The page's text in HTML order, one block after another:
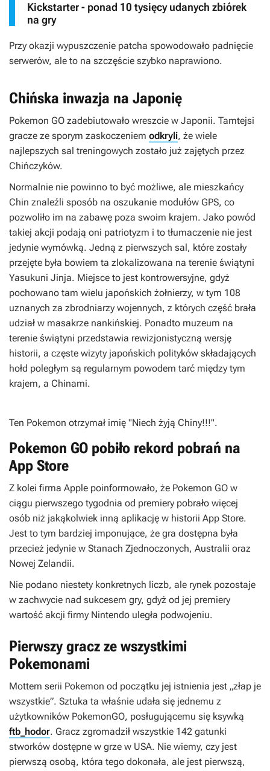
Kickstarter - ponad 10 tysięcy udanych zbiórek
na gry
Przy okazji wypuszczenie patcha spowodowało padnięcie
serwerów, ale to na szczęście szybko naprawiono.
Chińska inwazja na Japonię
Pokemon GO zadebiutowało wreszcie w Japonii. Tamtejsi
gracze ze sporym zaskoczeniem odkryli, że wiele
najlepszych sal treningowych zostało już zajętych przez
Chińczyków.
Normalnie nie powinno to być możliwe, ale mieszkańcy
Chin znaleźli sposób na oszukanie modułów GPS, co
pozwoliło im na zabawę poza swoim krajem. Jako powód
takiej akcji podają oni patriotyzm i to tłumaczenie nie jest
jedynie wymówką. Jedną z pierwszych sal, które zostały
przejęte była bowiem ta zlokalizowana na terenie świątyni
Yasukuni Jinja. Miejsce to jest kontrowersyjne, gdyż
pochowano tam wielu japońskich żołnierzy, w tym 108
uznanych za zbrodniarzy wojennych, z których część brała
udział w masakrze nankińskiej. Ponadto muzeum na
terenie świątyni przedstawia rewizjonistyczną wersję
historii, a częste wizyty japońskich polityków składających
hołd poległym są regularnym powodem tarć między tym
krajem, a Chinami.
Ten Pokemon otrzymał imię "Niech żyją Chiny!!!".
Pokemon GO pobiło rekord pobrań na
App Store
Z kolei firma Apple poinformowało, że Pokemon GO w
ciągu pierwszego tygodnia od premiery pobrało więcej
osób niż jakąkolwiek inną aplikację w historii App Store.
Jest to tym bardziej imponujące, że gra dostępna była
przecież jedynie w Stanach Zjednoczonych, Australii oraz
Nowej Zelandii.
Nie podano niestety konkretnych liczb, ale rynek pozostaje
w zachwycie nad sukcesem gry, gdyż od jej premiery
wartość akcji firmy Nintendo uległa podwojeniu.
Pierwszy gracz ze wszystkimi
Pokemonami
Mottem serii Pokemon od początku jej istnienia jest „złap je
wszystkie”. Sztuka ta właśnie udała się jednemu z
użytkowników PokemonGO, posługującemu się ksywką
ftb_hodor. Gracz zgromadził wszystkie 142 gatunki
stworków dostępne w grze w USA. Nie wiemy, czy jest
pierwszą osobą, która tego dokonała, ale jest pierwszą,